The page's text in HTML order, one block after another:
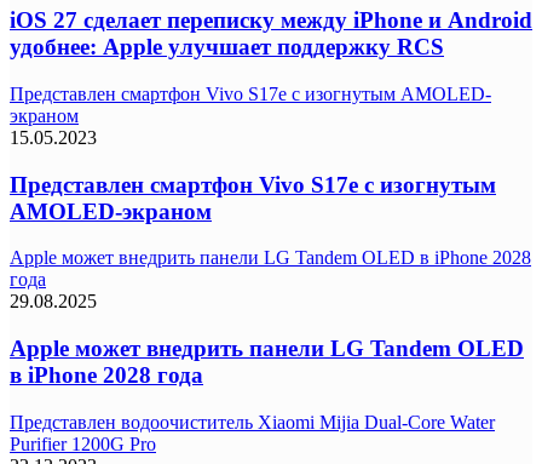
iOS 27 сделает переписку между iPhone и Android
удобнее: Apple улучшает поддержку RCS
Представлен смартфон Vivo S17e с изогнутым AMOLED-
экраном
15.05.2023
Представлен смартфон Vivo S17e с изогнутым
AMOLED-экраном
Apple может внедрить панели LG Tandem OLED в iPhone 2028
года
29.08.2025
Apple может внедрить панели LG Tandem OLED
в iPhone 2028 года
Представлен водоочиститель Xiaomi Mijia Dual-Core Water
Purifier 1200G Pro